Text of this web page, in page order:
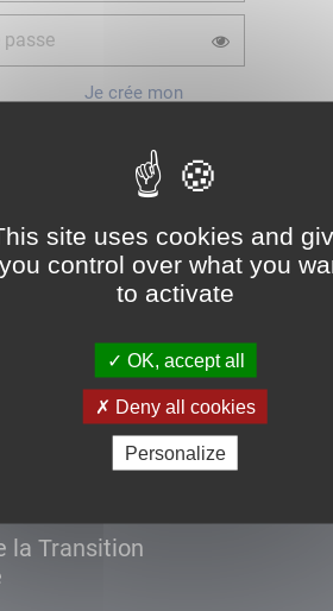
site uses cookies and
you control over what you
to activate
OK, accept all
Deny all cookies
Personalize
Je crée mon
Démarrer
la Transition
de la
territoires
la Transition